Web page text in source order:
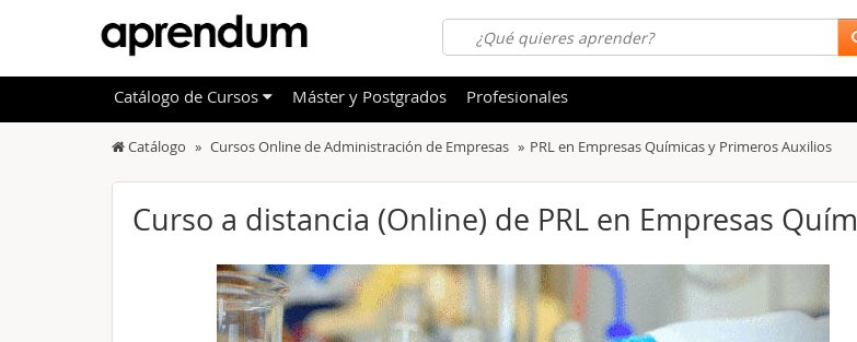
OFERTAS DESTACADAS
NOVEDADES DE NUESTRO CATÁLOGO
Informática
Idiomas
Administración de Empresas
Deportes y Ocio
Marketing y
Acceso Laboral
Finanzas
Belleza y Moda
Catálogo Cursos Online de Administración de Empresas PRL en Empresas Químicas y Primeros Auxilios
Curso a distancia (Online) de PRL en Empresas
Catálogo de Cursos Máster y Postgrados Profesionales